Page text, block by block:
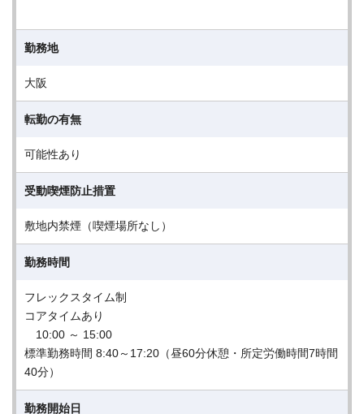
勤務地
大阪
転勤の有無
可能性あり
受動喫煙防止措置
敷地内禁煙（喫煙場所なし）
勤務時間
フレックスタイム制
コアタイムあり
10:00 ～ 15:00
標準勤務時間 8:40～17:20（昼60分休憩・所定労働時間7時間
40分）
勤務開始日